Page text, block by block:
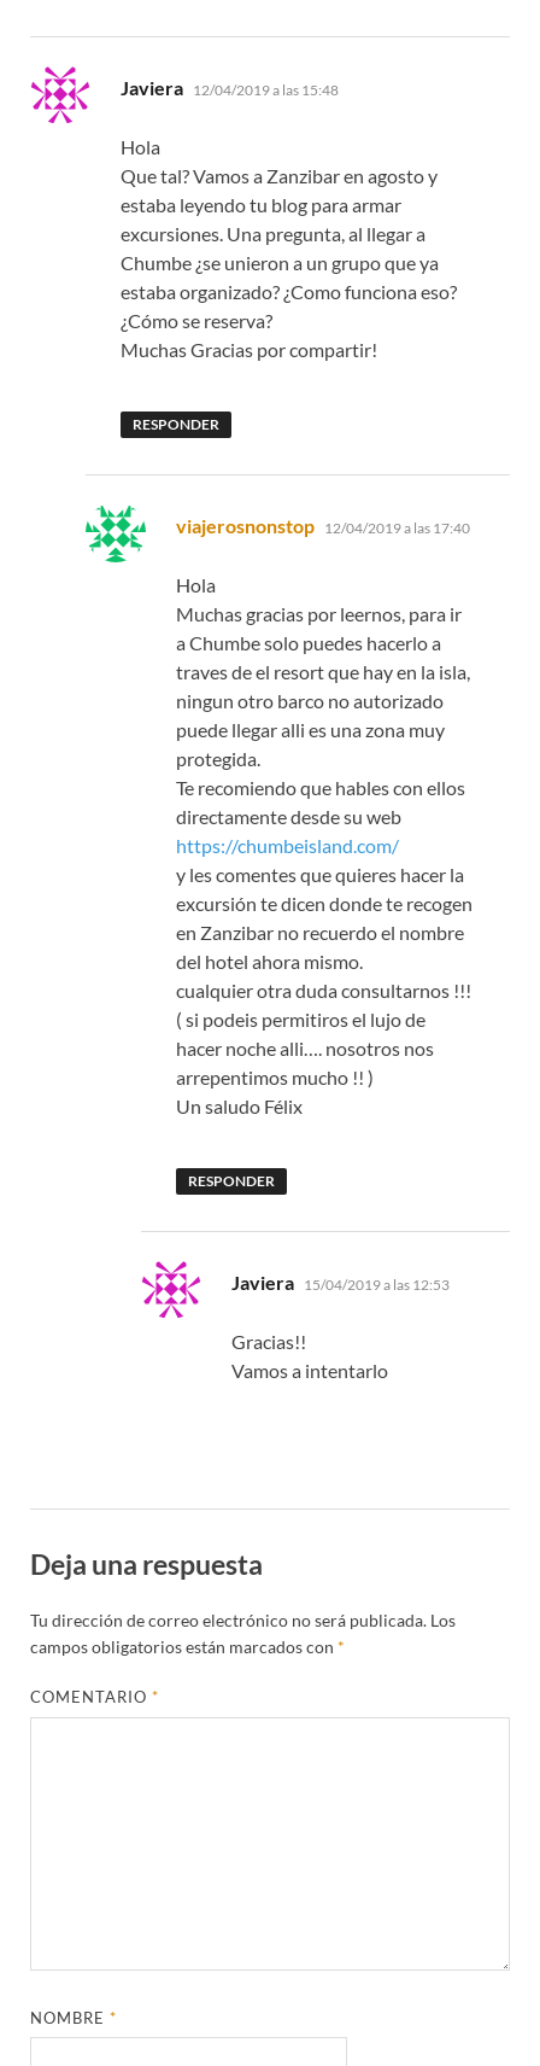
Javiera dice:
12/04/2019 a las 15:48
Hola
Que tal? Vamos a Zanzibar en agosto y
estaba leyendo tu blog para armar
excursiones. Una pregunta, al llegar a
Chumbe ¿se unieron a un grupo que ya
estaba organizado? ¿Como funciona eso?
¿Cómo se reserva?
Muchas Gracias por compartir!
RESPONDER
viajerosnonstop dice:
12/04/2019 a las 17:40
Hola
Muchas gracias por leernos, para ir
a Chumbe solo puedes hacerlo a
traves de el resort que hay en la isla,
ningun otro barco no autorizado
puede llegar alli es una zona muy
protegida.
Te recomiendo que hables con ellos
directamente desde su web
https://chumbeisland.com/
y les comentes que quieres hacer la
excursión te dicen donde te recogen
en Zanzibar no recuerdo el nombre
del hotel ahora mismo.
cualquier otra duda consultarnos !!!
( si podeis permitiros el lujo de
hacer noche alli…. nosotros nos
arrepentimos mucho !! )
Un saludo Félix
RESPONDER
Javiera dice:
15/04/2019 a las 12:53
Gracias!!
Vamos a intentarlo
Deja una respuesta
Tu dirección de correo electrónico no será publicada. Los
campos obligatorios están marcados con *
COMENTARIO*
NOMBRE*